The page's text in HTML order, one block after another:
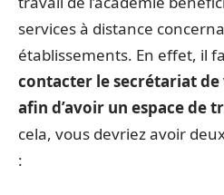
services à distance
établissements. En effet, il
contacter le secrétariat
afin d’avoir un espace de
cela, vous devriez avoir
: